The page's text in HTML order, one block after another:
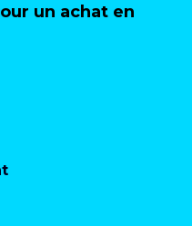
un achat en